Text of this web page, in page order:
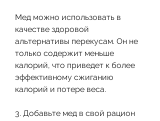
Мед можно использовать в
качестве здоровой
альтернативы перекусам. Он не
только содержит меньше
калорий, что приведет к более
эффективному сжиганию
калорий и потере веса.
3. Добавьте мед в свой рацион